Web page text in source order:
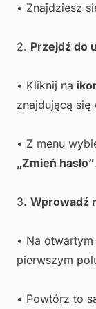
• Znajdziesz
2. Przejdź do
• Kliknij na
znajdującą
• Z menu
„Zmień hasło”
3. Wprowadź
• Na
pierwszym
• Powtórz to